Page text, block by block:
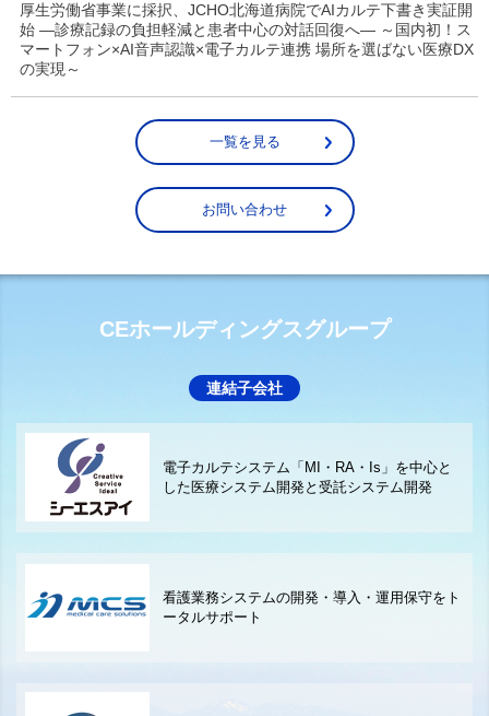
厚生労働省事業に採択、JCHO北海道病院でAIカルテ下書き実証開
始 ―診療記録の負担軽減と患者中心の対話回復へ― ～国内初！ス
マートフォン×AI音声認識×電子カルテ連携 場所を選ばない医療DX
の実現～
一覧を見る
お問い合わせ
CEホールディングスグループ
連結子会社
電子カルテシステム「MI・RA・Is」を中心と
した医療システム開発と受託システム開発
看護業務システムの開発・導入・運用保守をト
ータルサポート